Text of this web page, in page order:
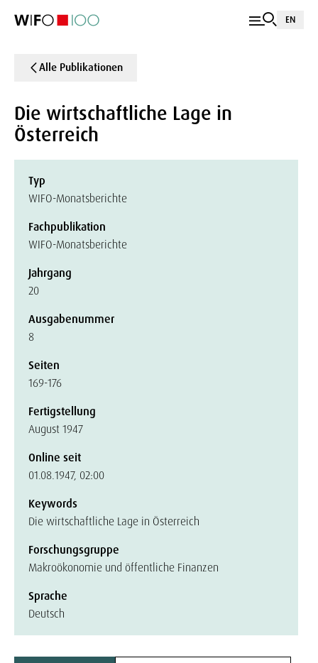
EN
Alle Publikationen
Die wirtschaftliche Lage in
Österreich
Typ
WIFO-Monatsberichte
Fachpublikation
WIFO-Monatsberichte
Jahrgang
20
Ausgabenummer
8
Seiten
169-176
Fertigstellung
August 1947
Online seit
01.08.1947, 02:00
Keywords
Die wirtschaftliche Lage in Österreich
Forschungsgruppe
Makroökonomie und öffentliche Finanzen
Sprache
Deutsch